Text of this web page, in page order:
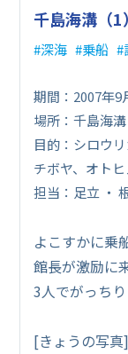
千島海溝（1）
深海 乗船
期間：2007年9
場所：千島海溝
目的：シロウ
チボヤ、オト
担当：足立 ・
よこすかに乗
館長が激励に
3人でがっちり
[きょうの写真]